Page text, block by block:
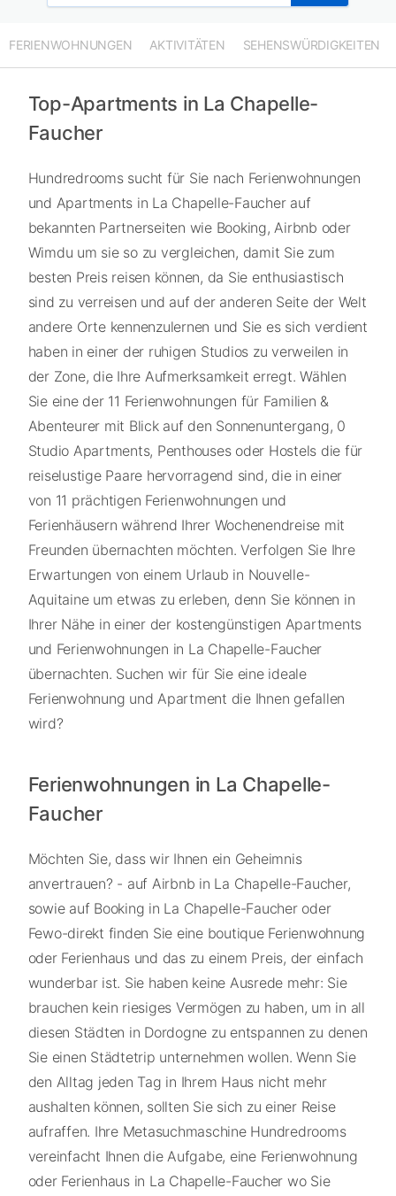
FERIENWOHNUNGEN AKTIVITÄTEN SEHENSWÜRDIGKEITEN
Top-Apartments in La Chapelle-
Faucher
Hundredrooms sucht für Sie nach Ferienwohnungen
und Apartments in La Chapelle-Faucher auf
bekannten Partnerseiten wie Booking, Airbnb oder
Wimdu um sie so zu vergleichen, damit Sie zum
besten Preis reisen können, da Sie enthusiastisch
sind zu verreisen und auf der anderen Seite der Welt
andere Orte kennenzulernen und Sie es sich verdient
haben in einer der ruhigen Studios zu verweilen in
der Zone, die Ihre Aufmerksamkeit erregt. Wählen
Sie eine der 11 Ferienwohnungen für Familien &
Abenteurer mit Blick auf den Sonnenuntergang, 0
Studio Apartments, Penthouses oder Hostels die für
reiselustige Paare hervorragend sind, die in einer
von 11 prächtigen Ferienwohnungen und
Ferienhäusern während Ihrer Wochenendreise mit
Freunden übernachten möchten. Verfolgen Sie Ihre
Erwartungen von einem Urlaub in Nouvelle-
Aquitaine um etwas zu erleben, denn Sie können in
Ihrer Nähe in einer der kostengünstigen Apartments
und Ferienwohnungen in La Chapelle-Faucher
übernachten. Suchen wir für Sie eine ideale
Ferienwohnung und Apartment die Ihnen gefallen
wird?
Ferienwohnungen in La Chapelle-
Faucher
Möchten Sie, dass wir Ihnen ein Geheimnis
anvertrauen? - auf Airbnb in La Chapelle-Faucher,
sowie auf Booking in La Chapelle-Faucher oder
Fewo-direkt finden Sie eine boutique Ferienwohnung
oder Ferienhaus und das zu einem Preis, der einfach
wunderbar ist. Sie haben keine Ausrede mehr: Sie
brauchen kein riesiges Vermögen zu haben, um in all
diesen Städten in Dordogne zu entspannen zu denen
Sie einen Städtetrip unternehmen wollen. Wenn Sie
den Alltag jeden Tag in Ihrem Haus nicht mehr
aushalten können, sollten Sie sich zu einer Reise
aufraffen. Ihre Metasuchmaschine Hundredrooms
vereinfacht Ihnen die Aufgabe, eine Ferienwohnung
oder Ferienhaus in La Chapelle-Faucher wo Sie